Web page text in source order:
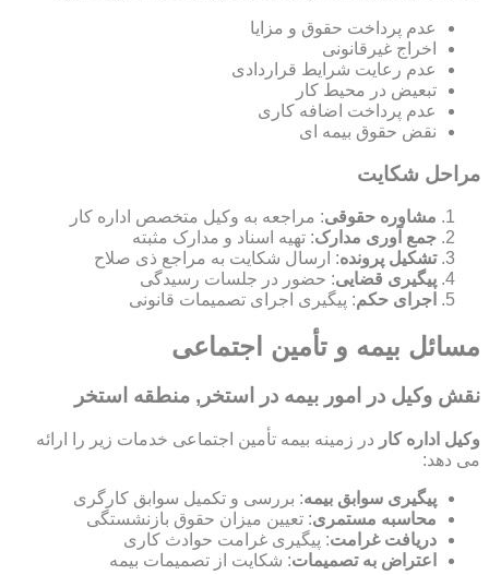
عدم پرداخت حقوق و مزایا
اخراج غیرقانونی
عدم رعایت شرایط قراردادی
تبعیض در محیط کار
عدم پرداخت اضافه کاری
نقض حقوق بیمه ای
مراحل شکایت
مشاوره حقوقی: مراجعه به وکیل متخصص اداره کار
جمع آوری مدارک: تهیه اسناد و مدارک مثبته
تشکیل پرونده: ارسال شکایت به مراجع ذی صلاح
پیگیری قضایی: حضور در جلسات رسیدگی
اجرای حکم: پیگیری اجرای تصمیمات قانونی
مسائل بیمه و تأمین اجتماعی
نقش وکیل در امور بیمه در استخر, منطقه استخر
وکیل اداره کار در زمینه بیمه تأمین اجتماعی خدمات زیر را ارائه
می دهد:
پیگیری سوابق بیمه: بررسی و تکمیل سوابق کارگری
محاسبه مستمری: تعیین میزان حقوق بازنشستگی
دریافت غرامت: پیگیری غرامت حوادث کاری
اعتراض به تصمیمات: شکایت از تصمیمات بیمه